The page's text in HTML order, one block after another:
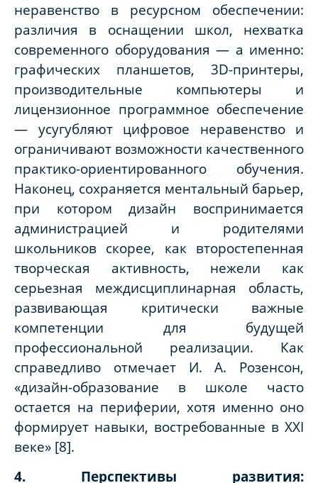
неравенство в ресурсном обеспечении:
различия в оснащении школ, нехватка
современного оборудования — а именно:
графических планшетов, 3D-принтеры,
производительные компьютеры и
лицензионное программное обеспечение
— усугубляют цифровое неравенство и
ограничивают возможности качественного
практико-ориентированного обучения.
Наконец, сохраняется ментальный барьер,
при котором дизайн воспринимается
администрацией и родителями
школьников скорее, как второстепенная
творческая активность, нежели как
серьезная междисциплинарная область,
развивающая критически важные
компетенции для будущей
профессиональной реализации. Как
справедливо отмечает И. А. Розенсон,
«дизайн-образование в школе часто
остается на периферии, хотя именно оно
формирует навыки, востребованные в XXI
веке» [8].
4. Перспективы развития: